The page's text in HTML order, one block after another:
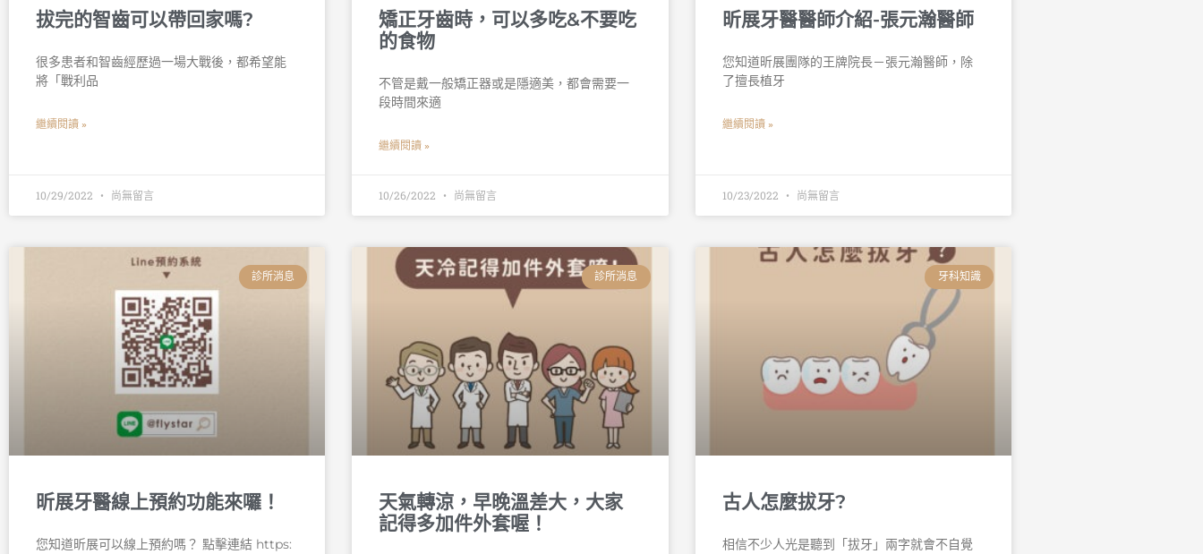
拔完的智齒可以帶回家嗎?
很多患者和智齒經歷過一場大戰後，都希望能
將「戰利品
繼續閱讀 »
10/29/2022 尚無留言
矯正牙齒時，可以多吃&不要吃
的食物
不管是戴一般矯正器或是隱適美，都會需要一
段時間來適
繼續閱讀 »
10/26/2022 尚無留言
昕展牙醫醫師介紹-張元瀚醫師
您知道昕展團隊的王牌院長－張元瀚醫師，除
了擅長植牙
繼續閱讀 »
10/23/2022 尚無留言
診所消息
昕展牙醫線上預約功能來囉！
您知道昕展可以線上預約嗎？ 點擊連結 https:
診所消息
天氣轉涼，早晚溫差大，大家
記得多加件外套喔！
牙科知識
古人怎麼拔牙?
相信不少人光是聽到「拔牙」兩字就會不自覺